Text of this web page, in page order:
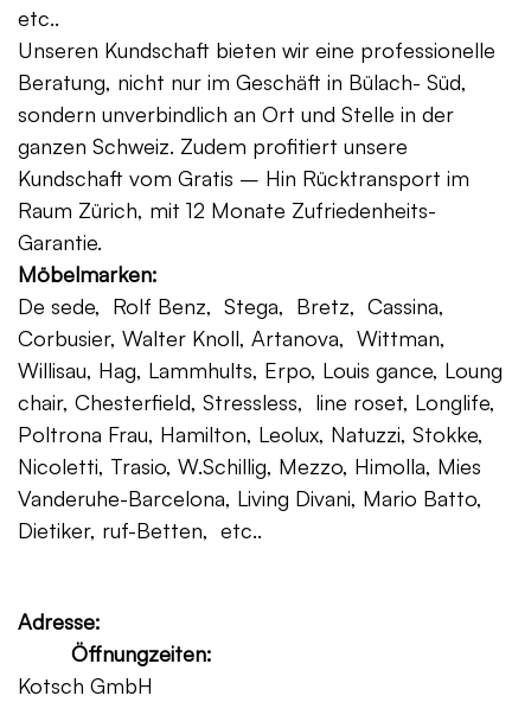
etc..
Unseren Kundschaft bieten wir eine professionelle
Beratung, nicht nur im Geschäft in Bülach- Süd,
sondern unverbindlich an Ort und Stelle in der
ganzen Schweiz. Zudem profitiert unsere
Kundschaft vom Gratis – Hin Rücktransport im
Raum Zürich, mit 12 Monate Zufriedenheits-
Garantie.
Möbelmarken:
De sede, Rolf Benz, Stega, Bretz, Cassina,
Corbusier, Walter Knoll, Artanova, Wittman,
Willisau, Hag, Lammhults, Erpo, Louis gance, Loung
chair, Chesterfield, Stressless, line roset, Longlife,
Poltrona Frau, Hamilton, Leolux, Natuzzi, Stokke,
Nicoletti, Trasio, W.Schillig, Mezzo, Himolla, Mies
Vanderuhe-Barcelona, Living Divani, Mario Batto,
Dietiker, ruf-Betten, etc..
Adresse:
Öffnungzeiten:
Kotsch GmbH